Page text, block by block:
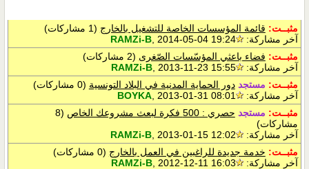
مثبــت: قائمة المؤسسات الخاصة للتشغيل بالخارج (1 مشاركات)
آخر مشاركة:
RAMZi-B, 2014-05-04 19:24
مثبــت: فضاء باعثي المؤسّسات الصّغرى (2 مشاركات)
آخر مشاركة:
RAMZi-B, 2013-11-23 15:55
مثبــت: مستجد دور الحماية المدنية في البلاد التونسية (0 مشاركات)
آخر مشاركة:
BOYKA, 2013-01-31 08:01
مثبــت: مستجد حصري : 500 فكرة لبعث مشروعك الخاص
(8
مشاركات)
آخر مشاركة:
RAMZi-B, 2013-01-15 12:02
مثبــت: خدمة جديدة للراغبين في العمل بالخارج (0 مشاركات)
آخر مشاركة:
RAMZi-B, 2012-12-11 16:03